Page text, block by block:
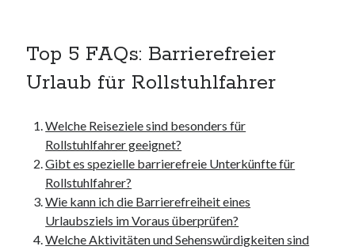
Top 5 FAQs: Barrierefreier
Urlaub für Rollstuhlfahrer
Welche Reiseziele sind besonders für
Rollstuhlfahrer geeignet?
Gibt es spezielle barrierefreie Unterkünfte für
Rollstuhlfahrer?
Wie kann ich die Barrierefreiheit eines
Urlaubsziels im Voraus überprüfen?
Welche Aktivitäten und Sehenswürdigkeiten sind